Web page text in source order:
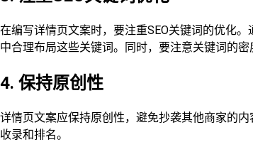
在编写详情页文案时，要注重SEO关键词的优化
中合理布局这些关键词。同时，要注意关键词的密
4. 保持原创性
详情页文案应保持原创性，避免抄袭其他商家的
收录和排名。